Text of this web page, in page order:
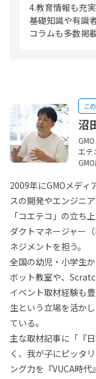
4.教育情報も充実
基礎知識や有識
コラムも多数掲
こ
沼
エテ
2009年にGMOメデ
スの開発やエンジニ
「コエテコ」の立ち
ダクトマネージャー
ネジメントを担う。
全国の幼児・小学生
ボット教室や、
イベント取材経験も
生という立場を活か
ている。
主な取材記事に「『
く、我が子にピッタ
ング力を『VUCA時